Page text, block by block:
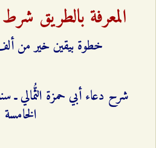
المعرفة بالطريق شرط
خطوة بيقين خير من
الخامسة